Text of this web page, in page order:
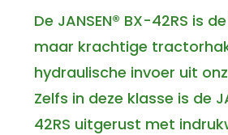
De JANSEN® BX-42RS is
maar krachtige
hydraulische invoer uit
Zelfs in deze klasse is de
42RS uitgerust met